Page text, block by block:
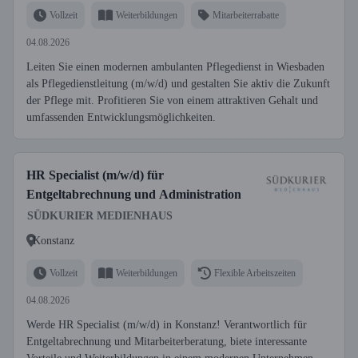
Vollzeit Weiterbildungen Mitarbeiterrabatte
04.08.2026
Leiten Sie einen modernen ambulanten Pflegedienst in Wiesbaden
als Pflegedienstleitung (m/w/d) und gestalten Sie aktiv die Zukunft
der Pflege mit. Profitieren Sie von einem attraktiven Gehalt und
umfassenden Entwicklungsmöglichkeiten.
HR Specialist (m/w/d) für
Entgeltabrechnung und Administration
SÜDKURIER MEDIENHAUS
Konstanz
Vollzeit Weiterbildungen Flexible Arbeitszeiten
04.08.2026
Werde HR Specialist (m/w/d) in Konstanz! Verantwortlich für
Entgeltabrechnung und Mitarbeiterberatung, biete interessante